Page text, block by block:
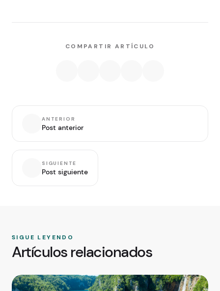
COMPARTIR ARTÍCULO
ANTERIOR
Post anterior
SIGUIENTE
Post siguiente
SIGUE LEYENDO
Artículos relacionados